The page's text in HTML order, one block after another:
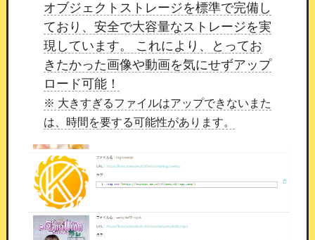
マイページへの表示について
マイページに出すかどうかは、ページ編集のマイ
ページコンポにある「ポイント消費（交換アイテ
ム）」から設定します。
ージで、まだ一度もマイページの並び順を保存し
ていない場合は、 設定を一度開いて保存
さい。保存されるまで表示されません。
今後も、安全で運用しやすい機能改善を継続して
まいります。
いたします。
オブジェクトストレージを標準で完備し
ており、安全で大容量なストレージを実
現しています。 これにより、とってお
きたかった画像や動画を気にせずアップ
ロード可能！
※ 大きすぎるファイルはアップできないまた
は、時間を要する可能性があります。